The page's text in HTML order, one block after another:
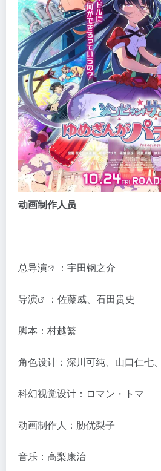
动画制作人员
总导演 ：宇田钢之介
导演 ：佐藤威、石田贵史
脚本：村越繁
角色设计：深川可纯、山口仁七
科幻视觉设计：ロマン・トマ
动画制作人：胁优梨子
音乐：高梨康治